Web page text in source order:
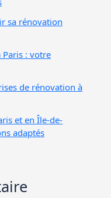
sa rénovation
: votre
de rénovation à
et en Île-de-
adaptés